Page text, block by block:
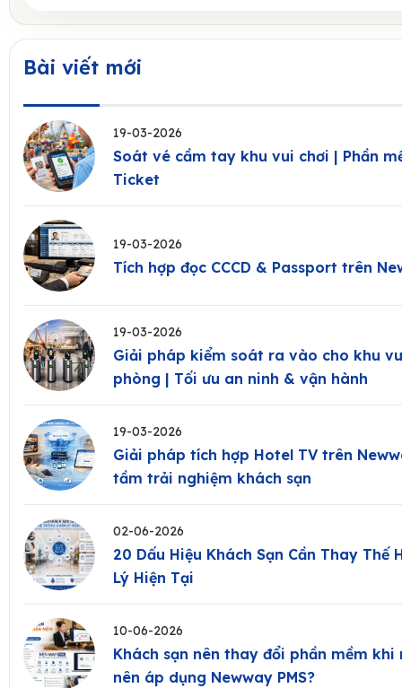
Bài viết mới
19-03-2026
Soát vé cầm tay khu vui chơi | Phần
Ticket
19-03-2026
Tích hợp đọc CCCD & Passport trên
19-03-2026
Giải pháp kiểm soát ra vào cho khu
phòng | Tối ưu an ninh & vận hành
19-03-2026
Giải pháp tích hợp Hotel TV trên
tầm trải nghiệm khách sạn
02-06-2026
20 Dấu Hiệu Khách Sạn Cần Thay Thế
Lý Hiện Tại
10-06-2026
Khách sạn nên thay đổi phần mềm khi
nên áp dụng Newway PMS?